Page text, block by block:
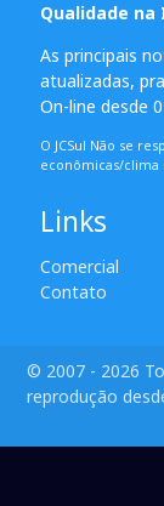
Qualidade
As principais
atualizadas,
On-line desde
O JCSul Não se
econômicas/clima
Links
Comercial
Contato
© 2007 - 2026
reprodução